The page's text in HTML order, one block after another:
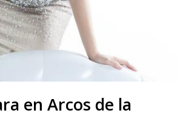
en Arcos de la